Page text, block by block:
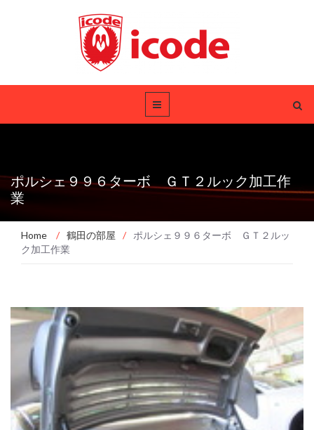
ポルシェ９９６ターボ ＧＴ２ルック加工作
業
Home / 鶴田の部屋 /
ポルシェ９９６ターボ ＧＴ２ルッ
ク加工作業